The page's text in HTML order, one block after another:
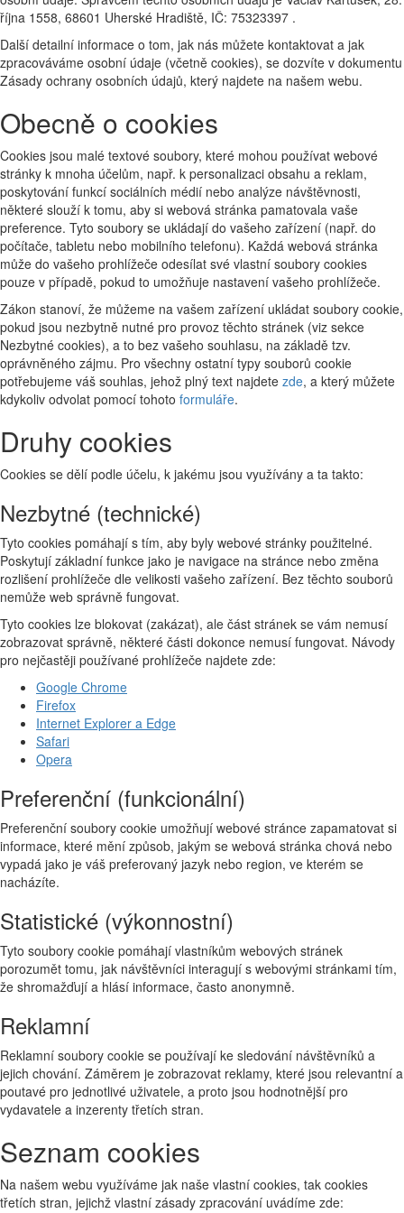
října 1558, 68601 Uherské Hradiště, IČ: 75323397 .
Další detailní informace o tom, jak nás můžete kontaktovat a jak
zpracováváme osobní údaje (včetně cookies), se dozvíte v dokumentu
Zásady ochrany osobních údajů, který najdete na našem webu.
Obecně o cookies
Cookies jsou malé textové soubory, které mohou používat webové
stránky k mnoha účelům, např. k personalizaci obsahu a reklam,
poskytování funkcí sociálních médií nebo analýze návštěvnosti,
některé slouží k tomu, aby si webová stránka pamatovala vaše
preference. Tyto soubory se ukládají do vašeho zařízení (např. do
počítače, tabletu nebo mobilního telefonu). Každá webová stránka
může do vašeho prohlížeče odesílat své vlastní soubory cookies
pouze v případě, pokud to umožňuje nastavení vašeho prohlížeče.
Zákon stanoví, že můžeme na vašem zařízení ukládat soubory cookie,
pokud jsou nezbytně nutné pro provoz těchto stránek (viz sekce
Nezbytné cookies), a to bez vašeho souhlasu, na základě tzv.
oprávněného zájmu. Pro všechny ostatní typy souborů cookie
potřebujeme váš souhlas, jehož plný text najdete zde, a který můžete
kdykoliv odvolat pomocí tohoto formuláře.
Druhy cookies
Cookies se dělí podle účelu, k jakému jsou využívány a ta takto:
Nezbytné (technické)
Tyto cookies pomáhají s tím, aby byly webové stránky použitelné.
Poskytují základní funkce jako je navigace na stránce nebo změna
rozlišení prohlížeče dle velikosti vašeho zařízení. Bez těchto souborů
nemůže web správně fungovat.
Tyto cookies lze blokovat (zakázat), ale část stránek se vám nemusí
zobrazovat správně, některé části dokonce nemusí fungovat. Návody
pro nejčastěji používané prohlížeče najdete zde:
Google Chrome
Firefox
Internet Explorer a Edge
Safari
Opera
Preferenční (funkcionální)
Preferenční soubory cookie umožňují webové stránce zapamatovat si
informace, které mění způsob, jakým se webová stránka chová nebo
vypadá jako je váš preferovaný jazyk nebo region, ve kterém se
nacházíte.
Statistické (výkonnostní)
Tyto soubory cookie pomáhají vlastníkům webových stránek
porozumět tomu, jak návštěvníci interagují s webovými stránkami tím,
že shromažďují a hlásí informace, často anonymně.
Reklamní
Reklamní soubory cookie se používají ke sledování návštěvníků a
jejich chování. Záměrem je zobrazovat reklamy, které jsou relevantní a
poutavé pro jednotlivé uživatele, a proto jsou hodnotnější pro
vydavatele a inzerenty třetích stran.
Seznam cookies
Na našem webu využíváme jak naše vlastní cookies, tak cookies
třetích stran, jejichž vlastní zásady zpracování uvádíme zde: